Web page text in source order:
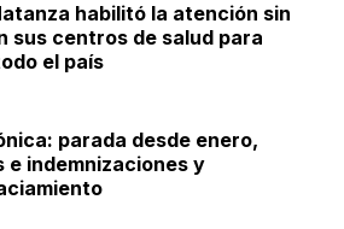
habilitó la atención sin
sus centros de salud para
el país
parada desde enero,
e indemnizaciones y